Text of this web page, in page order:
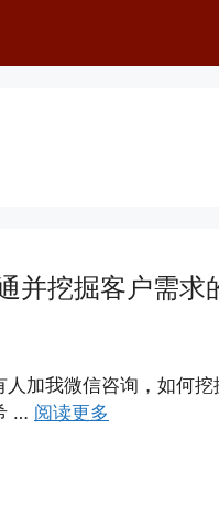
并挖掘客户需
加我微信咨询，如何
… 阅读更多